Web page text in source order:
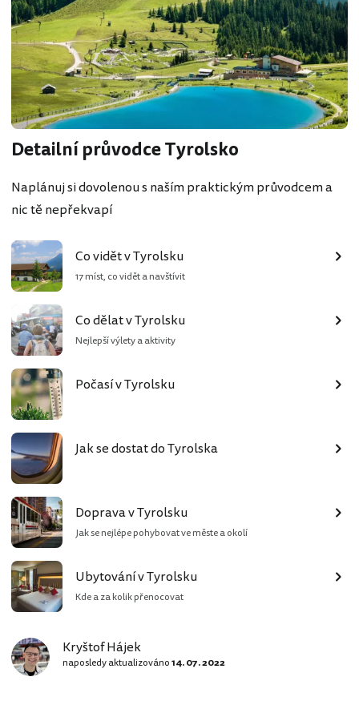
Detailní průvodce Tyrolsko
Naplánuj si dovolenou s naším praktickým průvodcem a
nic tě nepřekvapí
Co vidět v Tyrolsku
17 míst, co vidět a navštívit
Co dělat v Tyrolsku
Nejlepší výlety a aktivity
Počasí v Tyrolsku
Jak se dostat do Tyrolska
Doprava v Tyrolsku
Jak se nejlépe pohybovat ve měste a okolí
Ubytování v Tyrolsku
Kde a za kolik přenocovat
Kryštof Hájek
naposledy aktualizováno14. 07. 2022